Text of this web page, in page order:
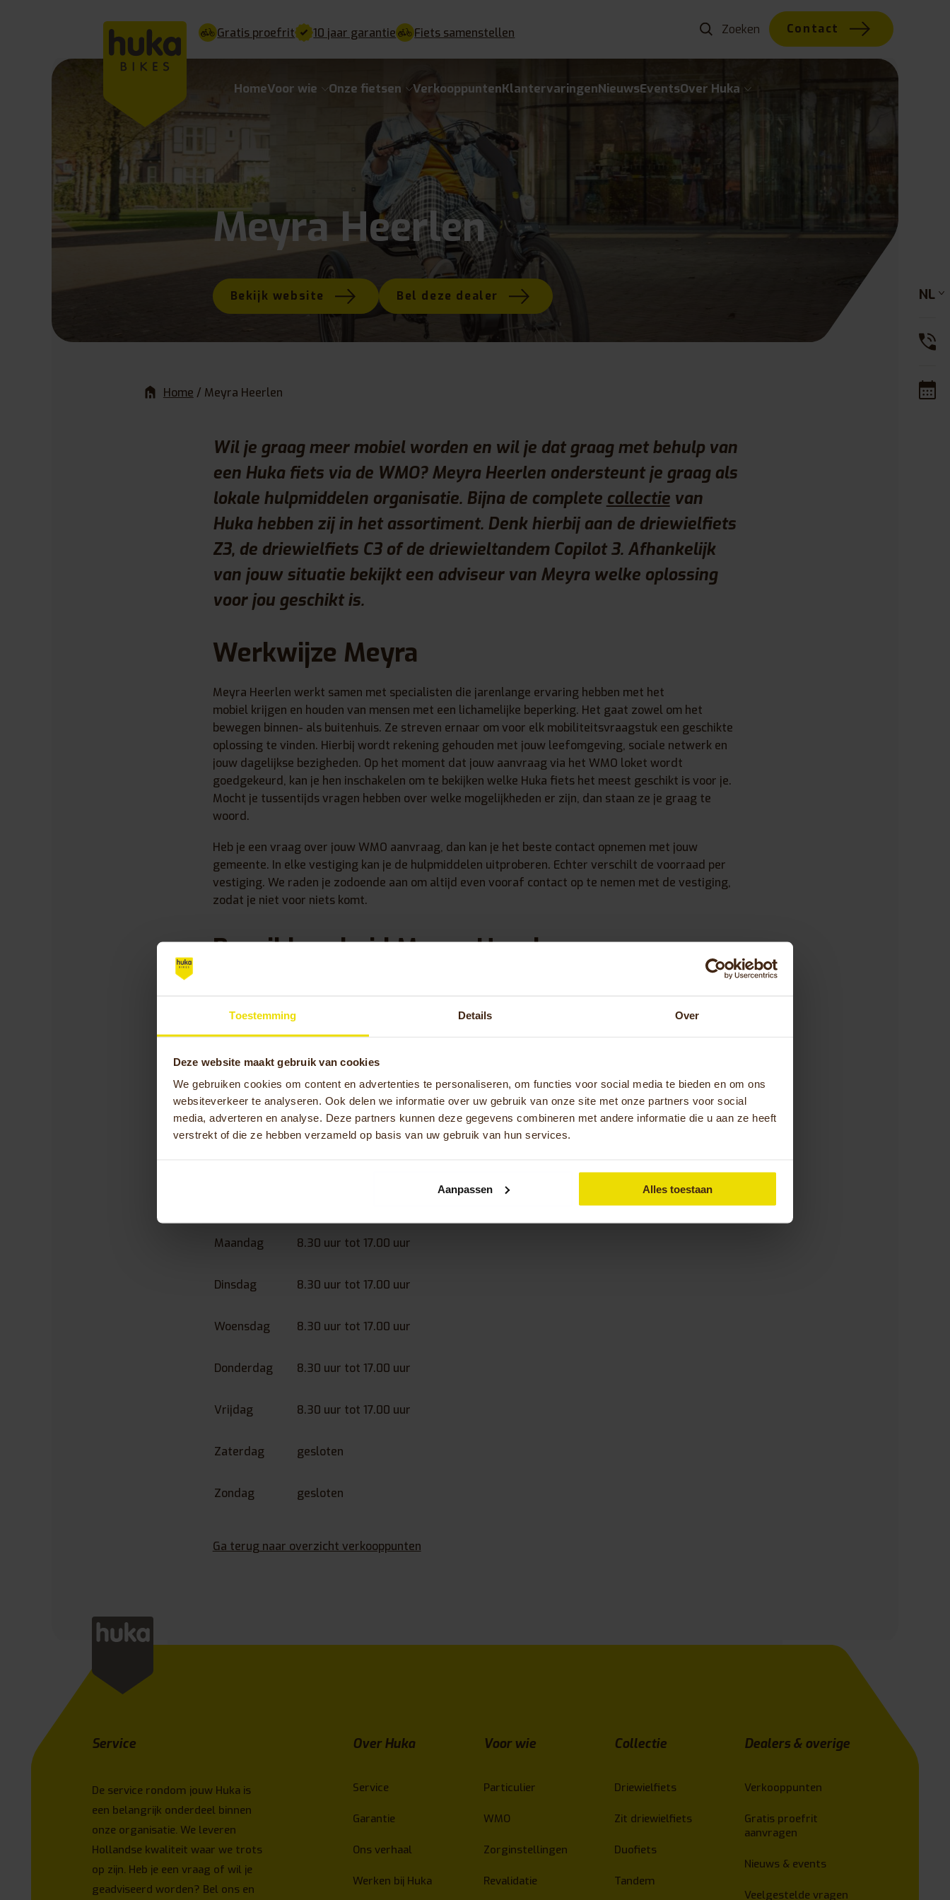
Toestemming Details Over
Deze website maakt gebruik van cookies
We gebruiken cookies om content en advertenties te personaliseren, om functies voor social media te bieden en om ons
websiteverkeer te analyseren. Ook delen we informatie over uw gebruik van onze site met onze partners voor social
media, adverteren en analyse. Deze partners kunnen deze gegevens combineren met andere informatie die u aan ze heeft
verstrekt of die ze hebben verzameld op basis van uw gebruik van hun services.
Aanpassen Alles toestaan
Gratis proefrit 10 jaar garantie Fiets samenstellen Contact
HomeVoor wie Onze fietsen VerkooppuntenKlantervaringenNieuwsEventsOver Huka
Meyra Heerlen
Bekijk website Bel deze dealer
Home / Meyra Heerlen
Wil je graag meer mobiel worden en wil je dat graag met behulp van
een Huka fiets via de WMO? Meyra Heerlen ondersteunt je graag als
lokale hulpmiddelen organisatie. Bijna de complete collectievan
Huka hebben zij in het assortiment. Denk hierbij aan de driewielfiets
Z3, de driewielfiets C3 of de driewieltandem Copilot 3. Afhankelijk
van jouw situatie bekijkt een adviseur van Meyra welke oplossing
voor jou geschikt is.
Werkwijze Meyra
Meyra Heerlen werkt samen met specialisten die jarenlange ervaring hebben met het
mobiel krijgen en houden van mensen met een lichamelijke beperking. Het gaat zowel om het
bewegen binnen- als buitenhuis. Ze streven ernaar om voor elk mobiliteitsvraagstuk een geschikte
oplossing te vinden. Hierbij wordt rekening gehouden met jouw leefomgeving, sociale netwerk en
jouw dagelijkse bezigheden. Op het moment dat jouw aanvraag via het WMO loket wordt
goedgekeurd, kan je hen inschakelen om te bekijken welke Huka fiets het meest geschikt is voor je.
Mocht je tussentijds vragen hebben over welke mogelijkheden er zijn, dan staan ze je graag te
woord.
Heb je een vraag over jouw WMO aanvraag, dan kan je het beste contact opnemen met jouw
gemeente. In elke vestiging kan je de hulpmiddelen uitproberen. Echter verschilt de voorraad per
vestiging. We raden je zodoende aan om altijd even vooraf contact op te nemen met de vestiging,
zodat je niet voor niets komt.
Bereikbaarheid Meyra Heerlen
ontvangen? Meyra Heerlen staat je graag te woord. Dat kan via onderstaande contactgegevens of
breng een bezoek aan Meyra Heerlen. We raden je aan om altijd vooraf even contact op te nemen
met de vestiging als je op zoek bent naar een specifiek type Huka fiets. Heb je vragen over het
Bezoekadres: Koperslager 7 6422 PR Heerlen
Telefoonnummer:045 – 528 64 74
E-mail:heerlen@meyra.nl
Meyra Heerlen
Maandag 8.30 uur tot 17.00 uur
Dinsdag 8.30 uur tot 17.00 uur
Woensdag 8.30 uur tot 17.00 uur
Donderdag 8.30 uur tot 17.00 uur
Vrijdag 8.30 uur tot 17.00 uur
Zaterdag gesloten
Zondag gesloten
Ga terug naar overzicht verkooppunten
Service
De service rondom jouw Huka is
een belangrijk onderdeel binnen
onze organisatie. We leveren
Hollandse kwaliteit waar we trots
op zijn. Heb je een vraag of wil je
geadviseerd worden? Bel ons en
Over Huka
Service
Garantie
Ons verhaal
Werken bij Huka
Voor wie
Particulier
WMO
Zorginstellingen
Revalidatie
Collectie
Driewielfiets
Zit driewielfiets
Duofiets
Tandem
Dealers & overige
Verkooppunten
Gratis proefrit
aanvragen
Nieuws & events
Veelgestelde vragen
NL